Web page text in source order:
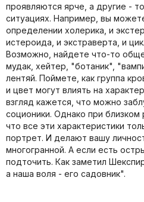
проявляются ярче, а другие -
ситуациях. Например, вы
определении холерика, и
истероида, и экстраверта, и
Возможно, найдете что-то
мудак, хейтер, "ботаник",
лентяй. Поймете, как группа
и цвет могут влиять на
взгляд кажется, что можно
соционики. Однако при близком
что все эти характеристики
портрет. И делают вашу
многогранной. А если есть
подточить. Как заметил
а наша воля - его садовник".